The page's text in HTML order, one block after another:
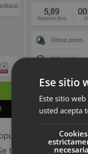
para hacer
trata de una app
Ese sitio
Este sitio
usted acepta
Cookies